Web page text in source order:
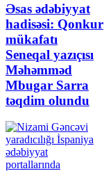
Əsas ədəbiyyat
hadisəsi: Qonkur
mükafatı
Seneqal yazıçısı
Məhəmməd
Mbugar Sarra
təqdim olundu